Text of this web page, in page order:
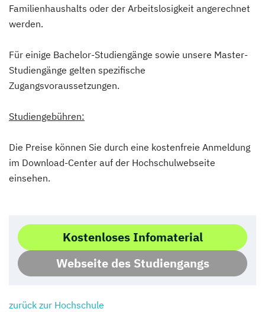
Familienhaushalts oder der Arbeitslosigkeit angerechnet
werden.
Für einige Bachelor-Studiengänge sowie unsere Master-
Studiengänge gelten spezifische
Zugangsvoraussetzungen.
Studiengebühren:
Die Preise können Sie durch eine kostenfreie Anmeldung
im Download-Center auf der Hochschulwebseite
einsehen.
Kostenloses Infomaterial
Webseite des Studiengangs
zurück zur Hochschule